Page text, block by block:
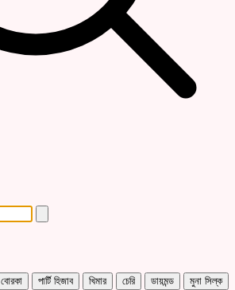
বোরকা পার্টি হিজাব খিমার চেরি ডায়মন্ড
মুনা সিল্ক